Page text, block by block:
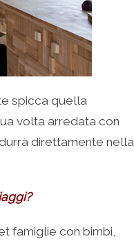
spicca quella
volta arredata con
direttamente nella
famiglie con bimbi,